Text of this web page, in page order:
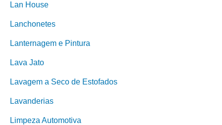
Lan House
Lanchonetes
Lanternagem e Pintura
Lava Jato
Lavagem a Seco de Estofados
Lavanderias
Limpeza Automotiva